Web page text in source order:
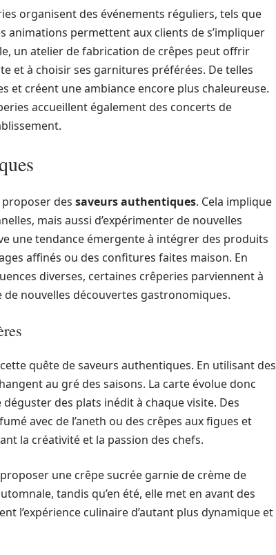
organisent des événements réguliers, tels que
animations permettent aux clients de s’impliquer
un atelier de fabrication de crêpes peut offrir
et à choisir ses garnitures préférées. De telles
et créent une ambiance encore plus chaleureuse.
accueillent également des concerts de
proposer des saveurs authentiques. Cela implique
mais aussi d’expérimenter de nouvelles
une tendance émergente à intégrer des produits
affinés ou des confitures faites maison. En
diverses, certaines crêperies parviennent à
nouvelles découvertes gastronomiques.
quête de saveurs authentiques. En utilisant des
au gré des saisons. La carte évolue donc
des plats inédit à chaque visite. Des
avec de l’aneth ou des crêpes aux figues et
la créativité et la passion des chefs.
une crêpe sucrée garnie de crème de
tandis qu’en été, elle met en avant des
l’expérience culinaire d’autant plus dynamique et